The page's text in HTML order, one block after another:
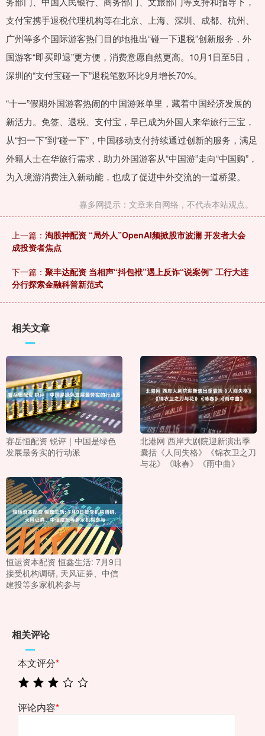
支付宝携手退税代理机构等在北京、上海、深圳、成都、杭州、
广州等多个国际游客热门目的地推出“碰一下退税”创新服务，外
国游客“即买即退”更方便，消费意愿自然更高。10月1日至5日，
深圳的“支付宝碰一下”退税笔数环比9月增长70%。
“十一”假期外国游客热闹的中国游账单里，藏着中国经济发展的
新活力。免签、退税、支付宝，早已成为外国人来华旅行三宝，
从“扫一下”到“碰一下”，中国移动支付持续通过创新的服务，满足
外籍人士在华旅行需求，助力外国游客从“中国游”走向“中国购”，
为入境游消费注入新动能，也成了促进中外交流的一道桥梁。
嘉多网提示：文章来自网络，不代表本站观点。
上一篇： 淘股神配资 “局外人”OpenAI频掀股市波澜 开发者大会
成投资者焦点
下一篇： 聚丰达配资 当相声“抖包袱”遇上反诈“说案例” 工行大连
分行探索金融科普新范式
相关文章
赛岳恒配资 锐评｜中国是绿色
发展最务实的行动派
北港网 西岸大剧院迎新演出季
囊括《人间失格》《锦衣卫之刀
与花》《咏春》《雨中曲》
恒运资本配资 恒鑫生活: 7月9日
接受机构调研, 天风证券、中信
建投等多家机构参与
相关评论
本文评分*
评论内容*